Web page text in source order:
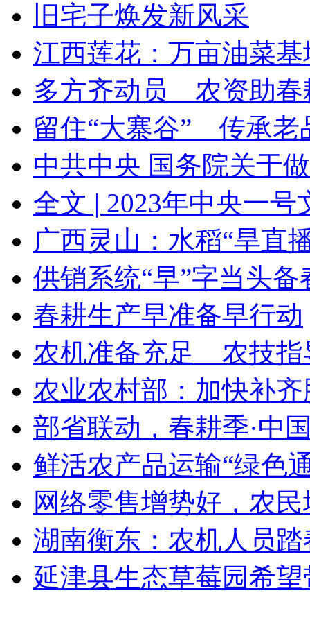
旧宅子焕发新风采
江西莲花：万亩油菜
多方齐动员 农资助春
留住“大寨谷” 传承老
中共中央 国务院关于
全文 | 2023年中央一号
广西灵山：水稻“旱直
供销系统“早”字当头备
春耕生产早准备早行动
农机准备充足 农技指
农业农村部：加快补
部省联动，春耕季·中
鲜活农产品运输“绿色
网络零售增势好，农
湖南衡东：农机人员
延津县生态草莓园希